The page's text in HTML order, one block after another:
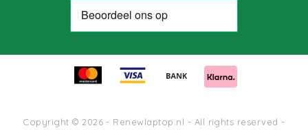
Copyright © 2026 - Renewlaptop.nl - All rights reserved -